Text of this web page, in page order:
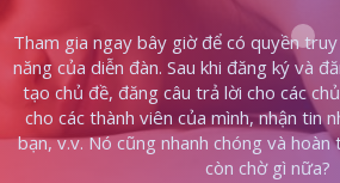
Tham gia ngay bây giờ để có quyền
năng của diễn đàn. Sau khi đăng ký và
tạo chủ đề, đăng câu trả lời cho các
cho các thành viên của mình, nhận tin
bạn, v.v. Nó cũng nhanh chóng và hoàn
còn chờ gì nữa?